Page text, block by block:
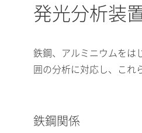
発光分析装
鉄鋼、アルミニウムをは
囲の分析に対応し、これ
鉄鋼関係